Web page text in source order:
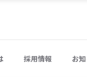
採用情報 お